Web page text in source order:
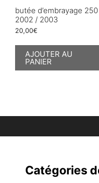
butée d’embrayage
2002 / 2003
20,00€
AJOUTER AU
PANIER
Catégories